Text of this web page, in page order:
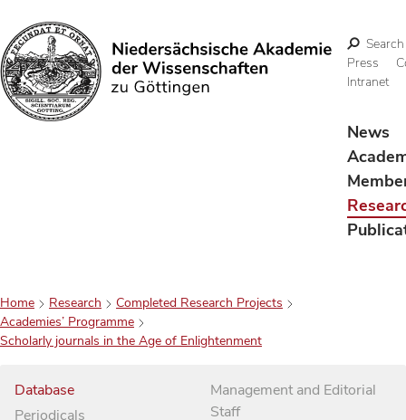
Search
Search
Press
Intranet
News
Home Research
Completed Research Projects
Academies’ Programme
Scholarly journals in the Age of Enlightenment
Database
Periodicals
Management and Editorial
Staff